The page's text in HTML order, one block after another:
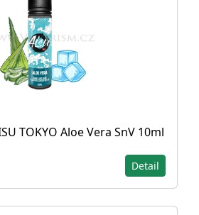
TOKYO Aloe Vera SnV 10ml
Detail